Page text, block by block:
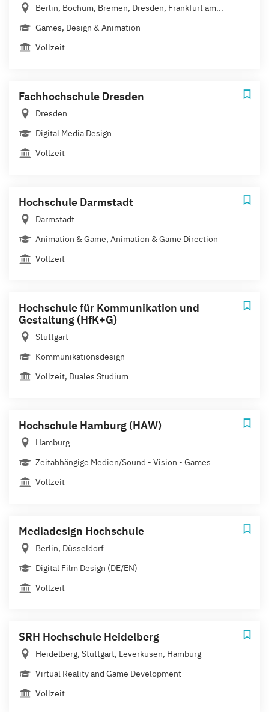
Berlin, Bochum, Bremen, Dresden, Frankfurt am...
Games, Design & Animation
Vollzeit
Fachhochschule Dresden
Dresden
Digital Media Design
Vollzeit
Hochschule Darmstadt
Darmstadt
Animation & Game, Animation & Game Direction
Vollzeit
Hochschule für Kommunikation und
Gestaltung (HfK+G)
Stuttgart
Kommunikationsdesign
Vollzeit, Duales Studium
Hochschule Hamburg (HAW)
Hamburg
Zeitabhängige Medien/Sound - Vision - Games
Vollzeit
Mediadesign Hochschule
Berlin, Düsseldorf
Digital Film Design (DE/EN)
Vollzeit
SRH Hochschule Heidelberg
Heidelberg, Stuttgart, Leverkusen, Hamburg
Virtual Reality and Game Development
Vollzeit